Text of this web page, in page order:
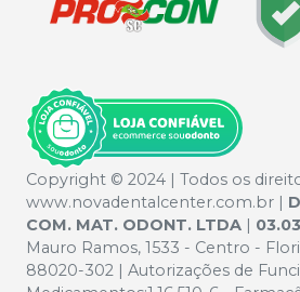
Copyright © 2024 | Todos os
www.novadentalcenter.com.br |
COM. MAT. ODONT. LTDA |
Mauro Ramos, 1533 - Centro -
88020-302 | Autorizações de